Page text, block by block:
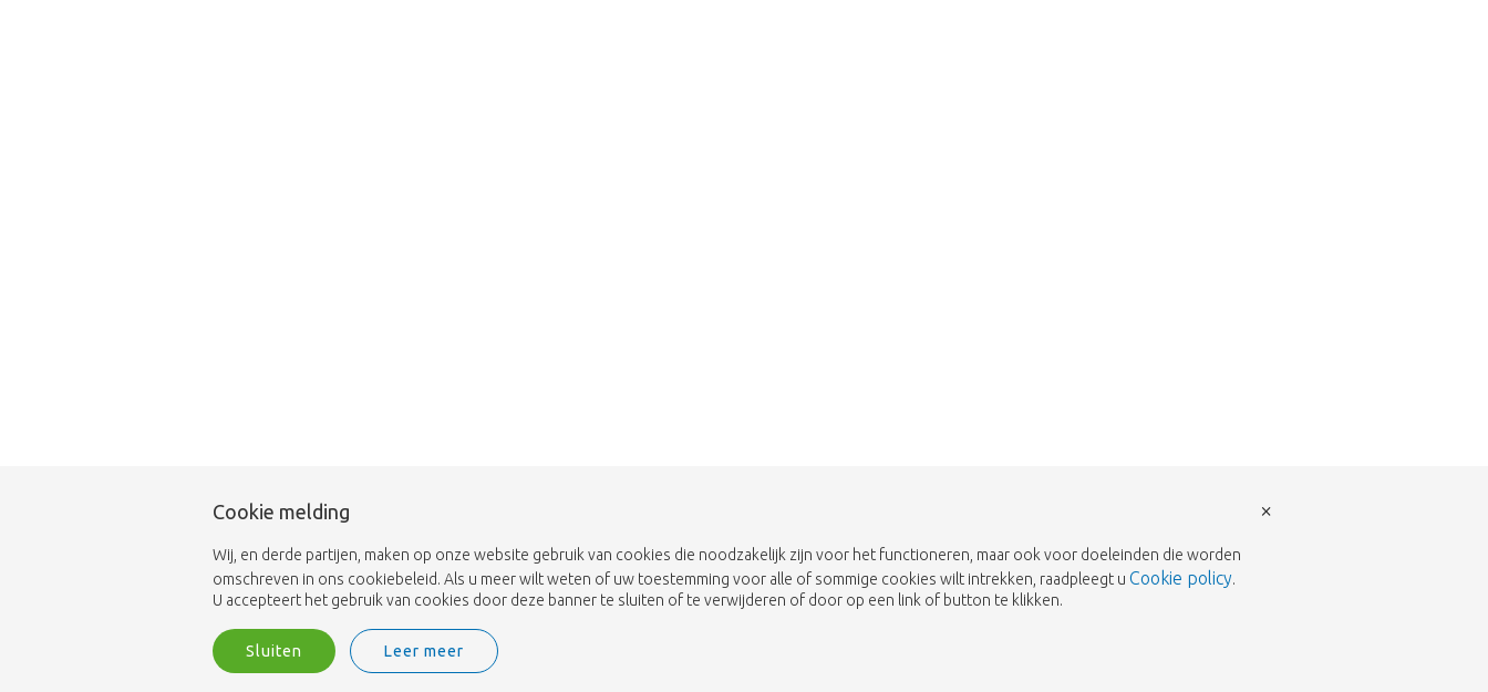
Cookie melding
Wij, en derde partijen, maken op onze website gebruik van cookies die noodzakelijk zijn voor het functioneren, maar ook voor doeleinden die worden
omschreven in ons cookiebeleid. Als u meer wilt weten of uw toestemming voor alle of sommige cookies wilt intrekken, raadpleegt u Cookie policy.
U accepteert het gebruik van cookies door deze banner te sluiten of te verwijderen of door op een link of button te klikken.
Sluiten Leer meer
×